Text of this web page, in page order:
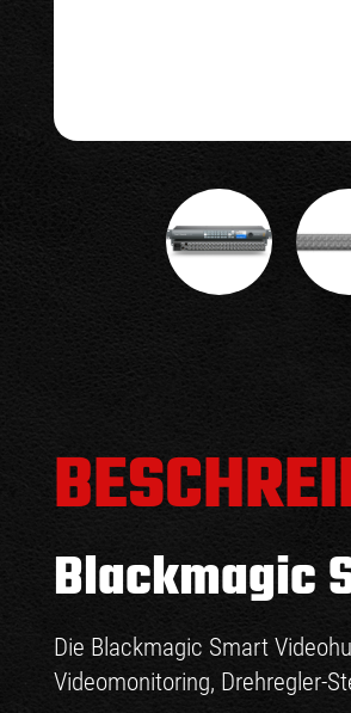
Blackmagic
Die Blackmagic Smart
Videomonitoring, Drehregler-